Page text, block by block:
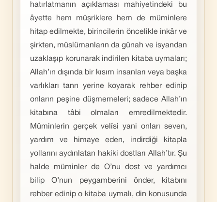
hatırlatmanın açıklaması mahiyetindeki bu
âyette hem müşriklere hem de müminlere
hitap edilmekte, birincilerin öncelikle inkâr ve
şirkten, müslümanların da günah ve isyandan
uzaklaşıp korunarak indirilen kitaba uymaları;
Allah’ın dışında bir kısım insanları veya başka
varlıkları tanrı yerine koyarak rehber edinip
onların peşine düşmemeleri; sadece Allah’ın
kitabına tâbi olmaları emredilmektedir.
Müminlerin gerçek velîsi yani onları seven,
yardım ve himaye eden, indirdiği kitapla
yollarını aydınlatan hakiki dostları Allah’tır. Şu
halde müminler de O’nu dost ve yardımcı
bilip O’nun peygamberini önder, kitabını
rehber edinip o kitaba uymalı, din konusunda